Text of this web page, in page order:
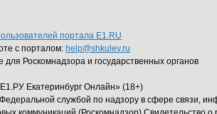
портала E1.RU
с порталом: help@shkulev.ru
для Роскомнадзора и государственных органов
Екатеринбург Онлайн» (18+)
службой по надзору в сфере связи,